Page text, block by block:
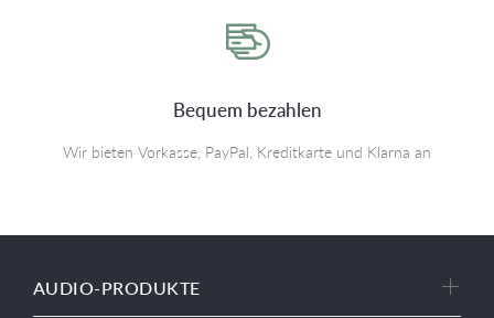
Bequem bezahlen
Wir bieten Vorkasse, PayPal, Kreditkarte und Klarna an
AUDIO-PRODUKTE